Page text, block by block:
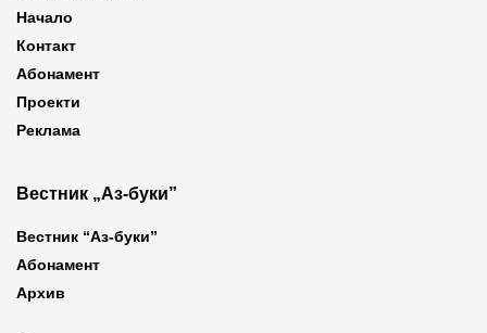
Начало
Контакт
Абонамент
Проекти
Реклама
Вестник „Аз-буки”
Вестник “Аз-буки”
Абонамент
Архив